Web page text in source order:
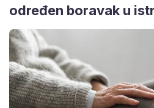
određen boravak u